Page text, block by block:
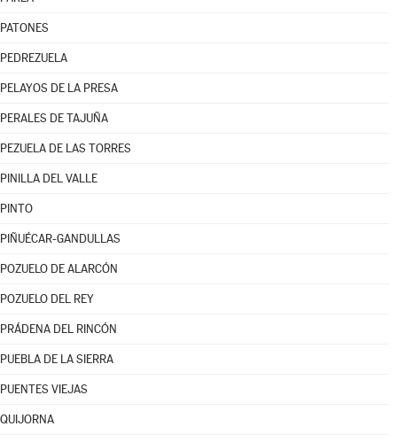
PATONES
PEDREZUELA
PELAYOS DE LA PRESA
PERALES DE TAJUÑA
PEZUELA DE LAS TORRES
PINILLA DEL VALLE
PINTO
PIÑUÉCAR-GANDULLAS
POZUELO DE ALARCÓN
POZUELO DEL REY
PRÁDENA DEL RINCÓN
PUEBLA DE LA SIERRA
PUENTES VIEJAS
QUIJORNA